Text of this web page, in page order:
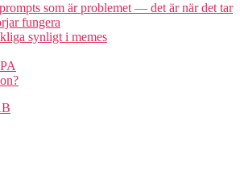
som är problemet — det är när det tar
fungera
synligt i memes